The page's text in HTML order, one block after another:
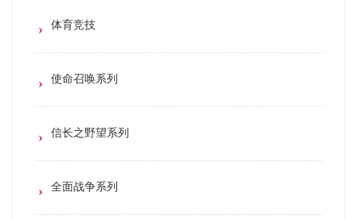
体育竞技
使命召唤系列
信长之野望系列
全面战争系列